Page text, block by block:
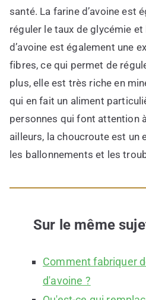
santé. La farine d’avoine est
réguler le taux de glycémie
d’avoine est également une
fibres, ce qui permet de
plus, elle est très riche en
qui en fait un aliment
personnes qui font attention
ailleurs, la choucroute est un
les ballonnements et les
Sur le même
Comment fabriquer
d'avoine ?